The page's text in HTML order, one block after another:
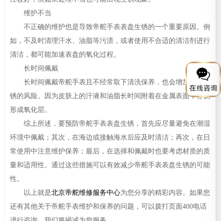
维护不当
不正确的维护也是导致帝舵手表表盘生锈的一个重要原因。例
如，不及时清理汗水、油脂等污渍，或者使用不合适的清洁剂进行
清洁，都可能加速表盘的氧化过程。
长时间佩戴
长时间佩戴帝舵手表且不经常取下清洗保养，也会增加表盘生
锈的风险。因为皮肤上的汗液和油脂长时间附着在金属表面，容易
形成氧化层。
综上所述，要预防帝舵手表表盘生锈，首先应尽量避免在潮湿
环境中佩戴；其次，在海边或接触海水后应及时清洁；再次，在日
常使用中注意维护保养；最后，在选择和佩戴时也要考虑材质的质
量和适用性。通过这些措施可以有效减少帝舵手表表盘生锈的可能
性。
以上就是北京帝舵维修服务中心为您分享的精彩内容。如果您
还有其他关于帝舵手表维护和保养的问题，可以拨打页面400电话